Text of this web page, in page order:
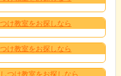
け教室をお探しなら
け教室をお探しなら
つけ教室をお探しなら